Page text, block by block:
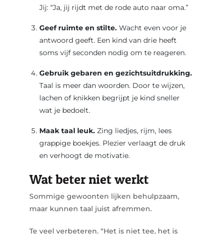
Jij: “Ja, jij rijdt met de rode auto naar oma.”
Geef ruimte en stilte. Wacht even voor je
antwoord geeft. Een kind van drie heeft
soms vijf seconden nodig om te reageren.
Gebruik gebaren en gezichtsuitdrukking.
Taal is meer dan woorden. Door te wijzen,
lachen of knikken begrijpt je kind sneller
wat je bedoelt.
Maak taal leuk. Zing liedjes, rijm, lees
grappige boekjes. Plezier verlaagt de druk
en verhoogt de motivatie.
Wat beter niet werkt
Sommige gewoonten lijken behulpzaam,
maar kunnen taal juist afremmen.
Te veel verbeteren. “Het is niet tee, het is